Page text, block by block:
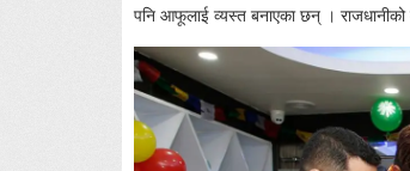
पनि आफूलाई व्यस्त बनाएका छन् ।